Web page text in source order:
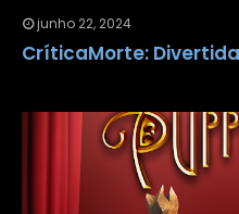
junho 22, 2024
CríticaMorte: